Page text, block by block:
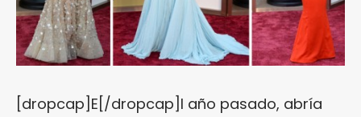
[dropcap]E[/dropcap]l año pasado, abría